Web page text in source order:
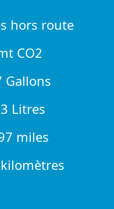
hors route
CO2
Gallons
Litres
miles